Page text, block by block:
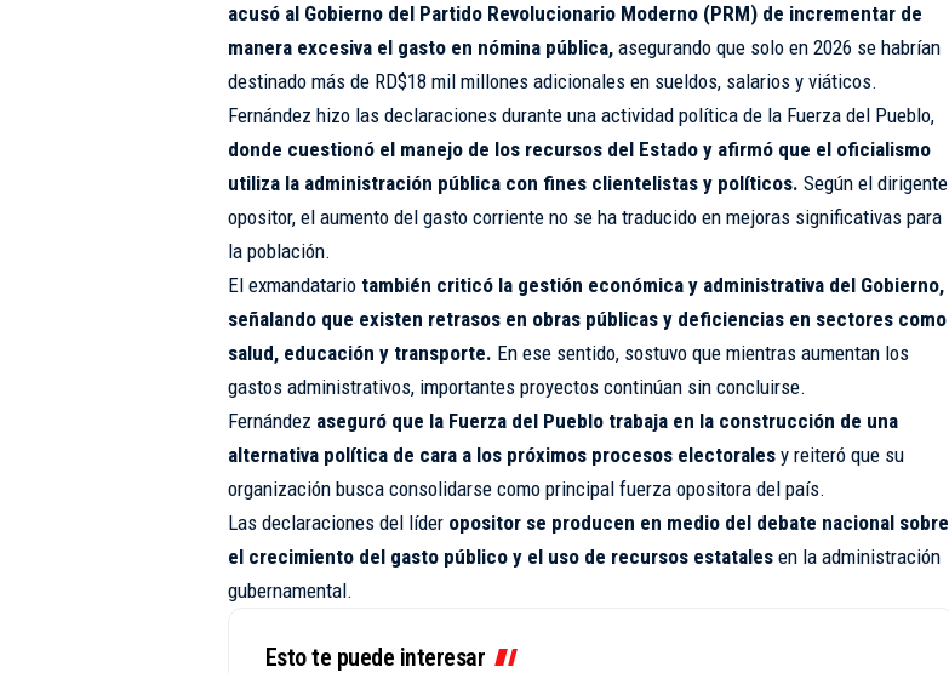
acusó al Gobierno del Partido Revolucionario Moderno (PRM) de incrementar de
manera excesiva el gasto en nómina pública,asegurando que solo en 2026 se habrían
destinado más de RD$18 mil millones adicionales en sueldos, salarios y viáticos.
Fernández hizo las declaraciones durante una actividad política de la Fuerza del Pueblo,
donde cuestionó el manejo de los recursos del Estado y afirmó que el oficialismo
utiliza la administración pública con fines clientelistas y políticos. Según el dirigente
opositor, el aumento del gasto corriente no se ha traducido en mejoras significativas para
la población.
El exmandatario también criticó la gestión económica y administrativa del Gobierno,
señalando que existen retrasos en obras públicas y deficiencias en sectores como
salud, educación y transporte. En ese sentido, sostuvo que mientras aumentan los
gastos administrativos, importantes proyectos continúan sin concluirse.
Fernández aseguró que la Fuerza del Pueblo trabaja en la construcción de una
alternativa política de cara a los próximos procesos electorales y reiteró que su
organización busca consolidarse como principal fuerza opositora del país.
Las declaraciones del líder opositor se producen en medio del debate nacional sobre
el crecimiento del gasto público y el uso de recursos estatalesen la administración
gubernamental.
Esto te puede interesar